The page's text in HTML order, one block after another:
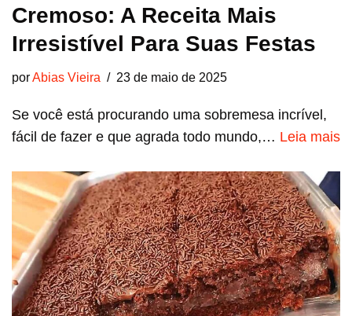
Cremoso: A Receita Mais
Irresistível Para Suas Festas
porAbias Vieira 23 de maio de 2025
Se você está procurando uma sobremesa incrível,
fácil de fazer e que agrada todo mundo,… Leia mais